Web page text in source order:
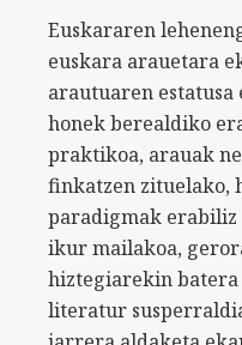
Euskararen
euskara arauetara
arautuaren estatusa
honek berealdiko
praktikoa, arauak
finkatzen zituelako,
paradigmak
ikur mailakoa,
hiztegiarekin batera
literatur